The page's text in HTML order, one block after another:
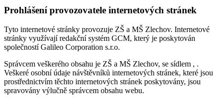
Prohlášení provozovatele internetových stránek
Tyto internetové stránky provozuje ZŠ a MŠ Zlechov. Internetové
stránky využívají redakční systém GCM, který je poskytován
společností Galileo Corporation s.r.o.
Správcem veškerého obsahu je ZŠ a MŠ Zlechov, se sídlem , .
Veškeré osobní údaje návštěvníků internetových stránek, které jsou
prostřednictvím těchto internetových stránek poskytovány, jsou
spravovány výlučně správcem obsahu webu.